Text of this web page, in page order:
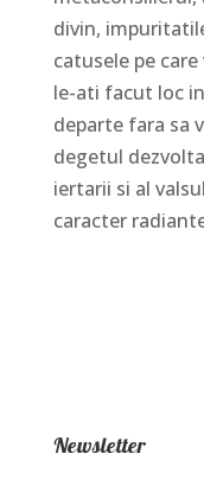
divin,
catusele pe
le-ati facut loc
departe fara sa
degetul
iertarii si al
caracter
Newsletter